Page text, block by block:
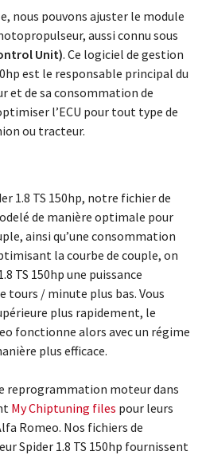
nous pouvons ajuster le module
aussi connu sous
Unit). Ce logiciel de gestion
est le responsable principal du
et de sa consommation de
l’ECU pour tout type de
ou tracteur.
1.8 TS 150hp, notre fichier de
de manière optimale pour
ainsi qu’une consommation
la courbe de couple, on
TS 150hp une puissance
tours / minute plus bas. Vous
plus rapidement, le
fonctionne alors avec un régime
plus efficace.
reprogrammation moteur dans
My Chiptuning files pour leurs
Romeo. Nos fichiers de
Spider 1.8 TS 150hp fournissent